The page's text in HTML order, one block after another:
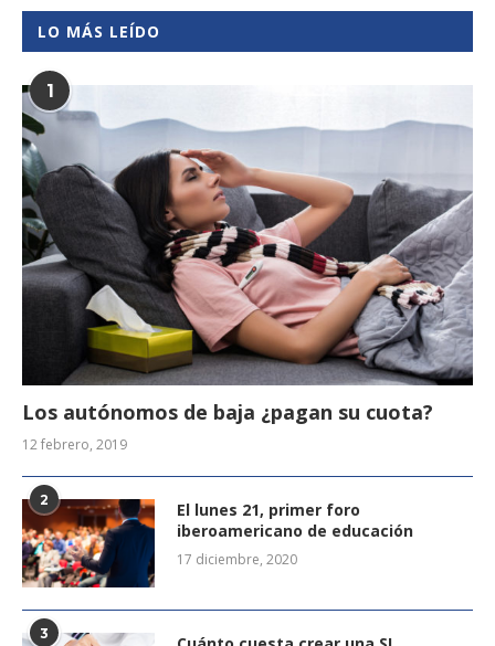
LO MÁS LEÍDO
1
Los autónomos de baja ¿pagan su cuota?
12 febrero, 2019
2
El lunes 21, primer foro
iberoamericano de educación
17 diciembre, 2020
3